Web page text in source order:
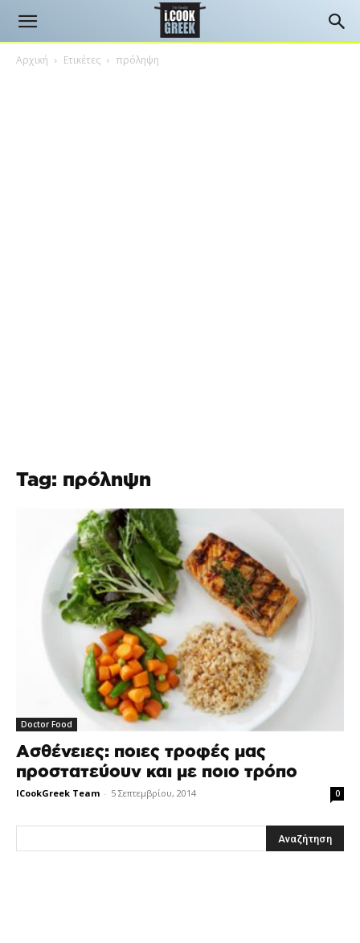
Αρχική Ετικέτες πρόληψη
Tag: πρόληψη
Doctor Food
Ασθένειες: ποιες τροφές μας
προστατεύουν και με ποιο τρόπο
ICookGreek Team - 5 Σεπτεμβρίου, 2014 0